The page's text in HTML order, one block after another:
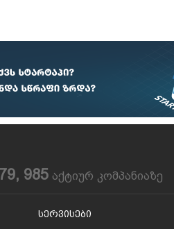
79, 985 აქტიურ კომპანიაზე
Სერვისები